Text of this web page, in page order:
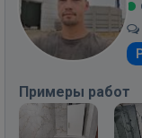
Примеры работ